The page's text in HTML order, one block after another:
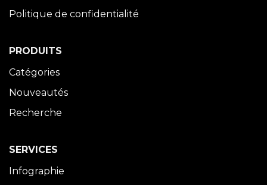
Politique de confidentialité
PRODUITS
Catégories
Nouveautés
Recherche
SERVICES
Infographie